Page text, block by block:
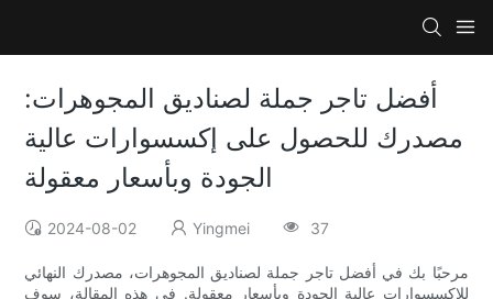
أفضل تاجر جملة لصناديق المجوهرات:
مصدرك للحصول على إكسسوارات عالية
الجودة وبأسعار معقولة
2024-08-02 Yingmei 37
مرحبًا بك في أفضل تاجر جملة لصناديق المجوهرات، مصدرك النهائي
للإكسسوارات عالية الجودة وبأسعار معقولة. في هذه المقالة، سوف